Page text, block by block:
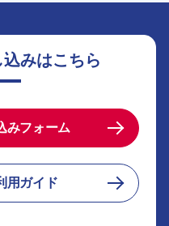
みはこちら
みフォーム
用ガイド